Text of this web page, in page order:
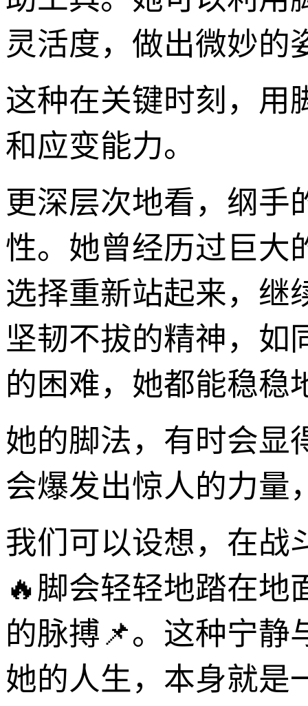
灵活度，做出微妙的
这种在关键时刻，用
和应变能力。
更深层次地看，纲手
性。她曾经历过巨大
选择重新站起来，继
坚韧不拔的精神，如
的困难，她都能稳稳
她的脚法，有时会显
会爆发出惊人的力量
我们可以设想，在战
🔥脚会轻轻地踏在地
的脉搏📌。这种宁静
她的人生，本身就是